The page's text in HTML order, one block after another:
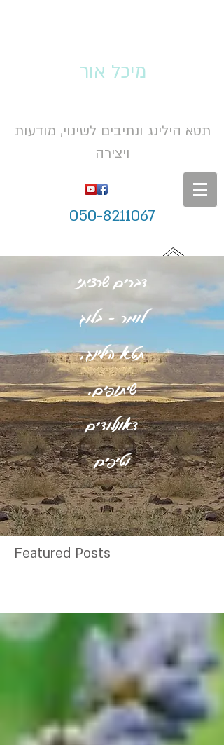
מיכל אור
תטא הילינג ונתיבים לשינוי, מודעות
ויצירה
050-8211067
דברים שרציתי
לומר - בלוג
תטא הילינג,
שיתופים,
דאונלודים
וטיפים
Featured Posts